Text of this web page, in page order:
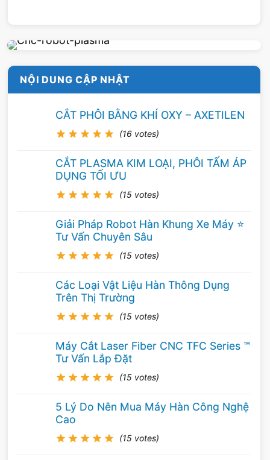
NỘI DUNG CẬP NHẬT
CẮT PHÔI BẰNG KHÍ OXY – AXETILEN
(16 votes)
CẮT PLASMA KIM LOẠI, PHÔI TẤM ÁP
DỤNG TỐI ƯU
(15 votes)
Giải Pháp Robot Hàn Khung Xe Máy ⭐️
Tư Vấn Chuyên Sâu
(15 votes)
Các Loại Vật Liệu Hàn Thông Dụng
Trên Thị Trường
(15 votes)
Máy Cắt Laser Fiber CNC TFC Series ™
Tư Vấn Lắp Đặt
(15 votes)
5 Lý Do Nên Mua Máy Hàn Công Nghệ
Cao
(15 votes)